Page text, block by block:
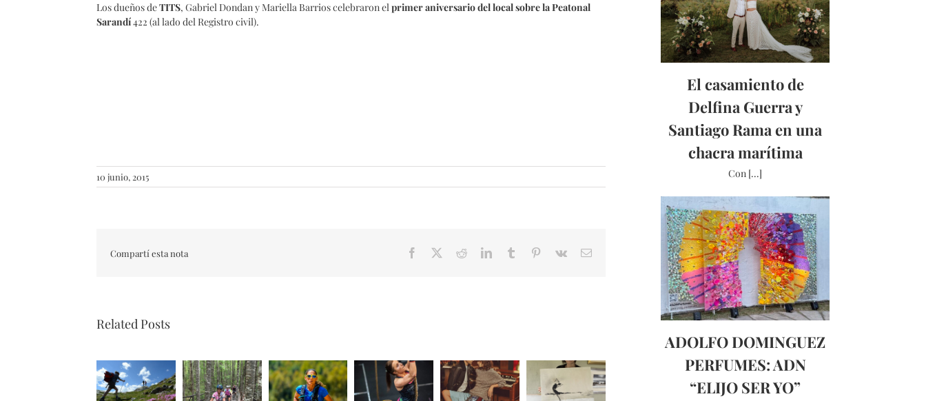
Los dueños deTITS, Gabriel Dondan y Mariella Barrios celebraron elprimer aniversario del local sobre la Peatonal
Sarandí422 (al lado del Registro civil).
10 junio, 2015
Compartí esta nota Facebook RedditLinkedInTumblr Pinterest
Vk Email
Related Posts
El casamiento de
Delfina Guerra y
Santiago Rama en una
chacra marítima
Con [...]
ADOLFO DOMINGUEZ
PERFUMES: ADN
“ELIJO SER YO”